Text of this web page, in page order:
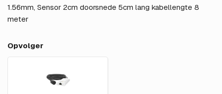
1.56mm, Sensor 2cm doorsnede 5cm lang kabellengte 8
meter
Opvolger